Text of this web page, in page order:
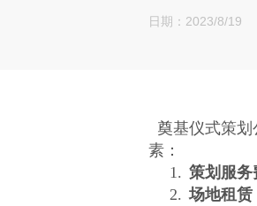
日期：2023/8/19
奠基仪式策
素：
1. 策划服务
2. 场地租赁